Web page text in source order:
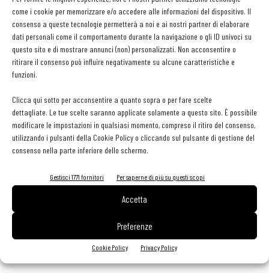
come i cookie per memorizzare e/o accedere alle informazioni del dispositivo. Il
consenso a queste tecnologie permetterà a noi e ai nostri partner di elaborare
dati personali come il comportamento durante la navigazione o gli ID univoci su
questo sito e di mostrare annunci (non) personalizzati. Non acconsentire o
ritirare il consenso può influire negativamente su alcune caratteristiche e
funzioni.
Clicca qui sotto per acconsentire a quanto sopra o per fare scelte
dettagliate. Le tue scelte saranno applicate solamente a questo sito. È possibile
modificare le impostazioni in qualsiasi momento, compreso il ritiro del consenso,
utilizzando i pulsanti della Cookie Policy o cliccando sul pulsante di gestione del
consenso nella parte inferiore dello schermo.
Gestisci 1771 fornitori Per saperne di più su questi scopi
Accetta
Preferenze
Cookie Policy Privacy Policy
plastica. Labagassacompostabile è inoltre composta dai fusti
della canna da zucchero, scarti della produzione. Box per fritti,
hamburger, patatine, insalate, poké, zuppe sonoal 100% in fibra
di canna da zucchero ecertificati con l’idoneità per alimenti
Food Save. Sono in colore naturale, realizzati
compostabili in 1-2 settimane.Non solo, Il contenitore per cibi
caldi e freddi, con maniglie, è anche perfetto come doggy box per
portare in casa quello che non viene terminato se si consuma il
pranzo o la cena direttamente al ristorante.
L’intera filiera di produzione del prodotto è inoltre attenta
all’ambiente anche in fase di realizzazione in cui
utilizzati il 13,5% in meno di energia, l’8,4% in meno di
vapore e il 9,3% d’acqua in menorispetto alla produzione del